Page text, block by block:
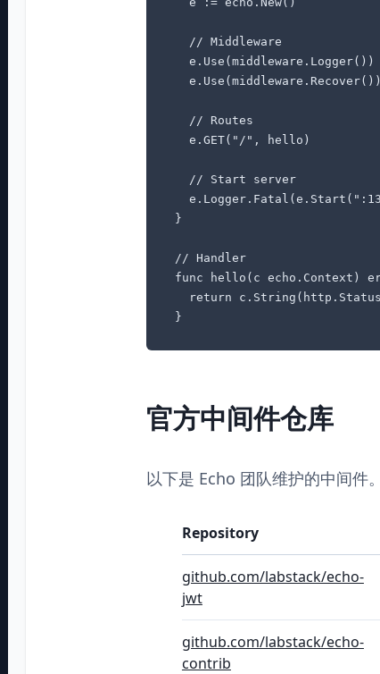
  // Middleware
  e.Use(middleware.Logger())
  e.Use(middleware.Recover())
  // Routes
  e.GET("/", hello)
  // Start server
}
// Handler
func hello(c echo.Context)
return
}
官方中间件仓库
以下是 Echo 团队维护的中间件。
Repository
github.com/labstack/echo-
jwt
github.com/labstack/echo-
contrib